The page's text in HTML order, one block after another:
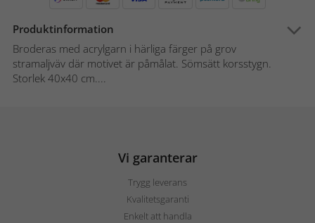
Produktinformation
Broderas med acrylgarn i härliga färger på grov
stramaljväv där motivet är påmålat. Sömsätt korsstygn.
Storlek 40x40 cm....
Vi garanterar
Trygg leverans
Kvalitetsgaranti
Enkelt att handla